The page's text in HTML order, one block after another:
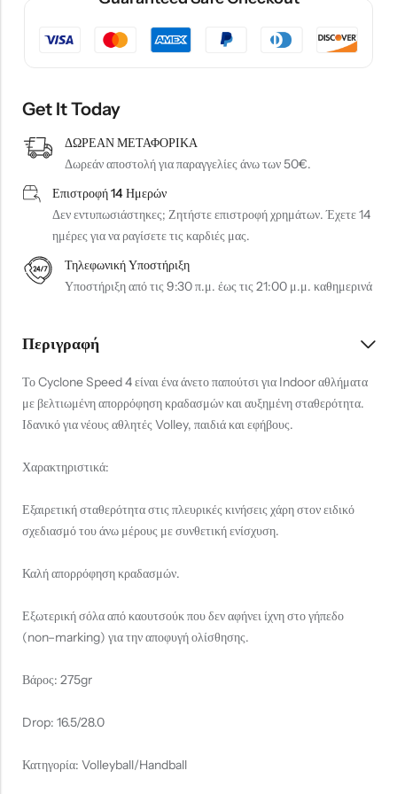
Get It Today
ΔΩΡΕΑΝ ΜΕΤΑΦΟΡΙΚΑ
Δωρεάν αποστολή για παραγγελίες άνω των 50€.
Επιστροφή 14 Ημερών
Δεν εντυπωσιάστηκες; Ζητήστε επιστροφή χρημάτων. Έχετε 14
ημέρες για να ραγίσετε τις καρδιές μας.
Τηλεφωνική Υποστήριξη
Υποστήριξη από τις 9:30 π.μ. έως τις 21:00 μ.μ. καθημερινά
Περιγραφή
Το Cyclone Speed 4 είναι ένα άνετο παπούτσι για Indoor αθλήματα
με βελτιωμένη απορρόφηση κραδασμών και αυξημένη σταθερότητα.
Ιδανικό για νέους αθλητές Volley, παιδιά και εφήβους.
Χαρακτηριστικά:
Εξαιρετική σταθερότητα στις πλευρικές κινήσεις χάρη στον ειδικό
σχεδιασμό του άνω μέρους με συνθετική ενίσχυση.
Καλή απορρόφηση κραδασμών.
Εξωτερική σόλα από καουτσούκ που δεν αφήνει ίχνη στο γήπεδο
(non–marking) για την αποφυγή ολίσθησης.
Βάρος: 275gr
Drop: 16.5/28.0
Κατηγορία: Volleyball/Handball